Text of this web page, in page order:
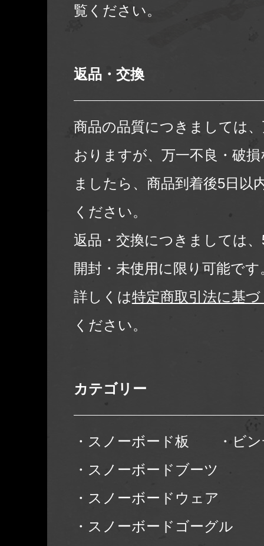
覧ください。
返品・交換
商品の品質につきましては
おりますが、万一不良・破
ましたら、商品到着後5日以
ください。
返品・交換につきましては
開封・未使用に限り可能です
詳しくは特定商取引法に基
ください。
カテゴリー
・スノーボード板
・ビ
・スノーボードブーツ
・スノーボードウェア
・スノーボードゴーグル